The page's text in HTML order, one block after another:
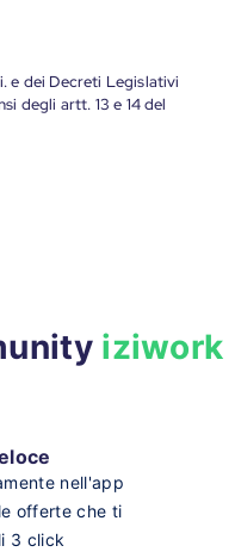
e dei Decreti Legislativi
degli artt. 13 e 14 del
iziwork
nell'app
offerte che ti
3 click